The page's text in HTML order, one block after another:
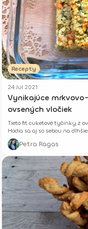
Recepty
24 Júl 2021
Vynikajúce
ovsených vločiek
Tieto fit cuketové tyčinky z
Hodia sa aj so sebou na
Petra Ragas